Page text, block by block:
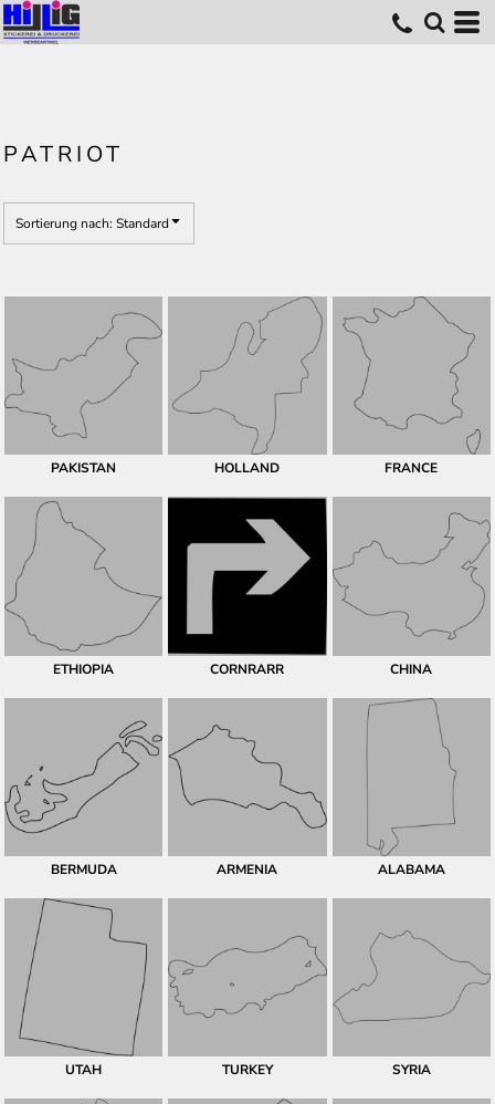
PATRIOT
Sortierung nach: Standard
PAKISTAN HOLLAND FRANCE
ETHIOPIA CORNRARR CHINA
BERMUDA ARMENIA ALABAMA
UTAH TURKEY SYRIA
Standard